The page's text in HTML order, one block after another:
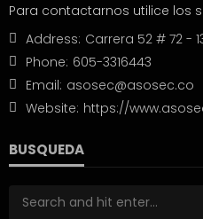
Para contactarnos utilice los
Address: Carrera 52 # 72 -
Phone: 605-3316443
Email: asosec@asosec.co
Website: https://
BUSQUEDA